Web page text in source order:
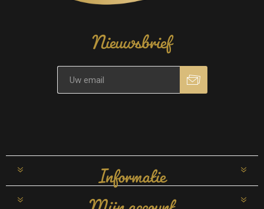
Nieuwsbrief
Informatie